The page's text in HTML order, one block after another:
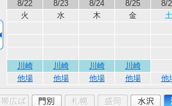
8/22 8/23 8/24 8/25
8/
火
水 木 金 土
川崎 川崎 川崎
川崎
他場
他場 他場 他場 他